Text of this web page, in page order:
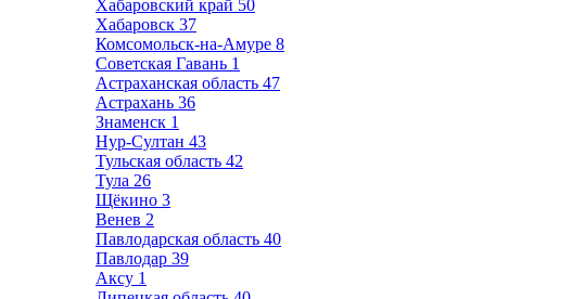
Хабаровский край 50
Хабаровск 37
Комсомольск-на-Амуре 8
Советская Гавань 1
Астраханская область 47
Астрахань 36
Знаменск 1
Нур-Султан 43
Тульская область 42
Тула 26
Щёкино 3
Венев 2
Павлодарская область 40
Павлодар 39
Аксу 1